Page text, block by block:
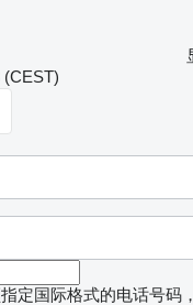
(CEST)
定国际格式的电话号码